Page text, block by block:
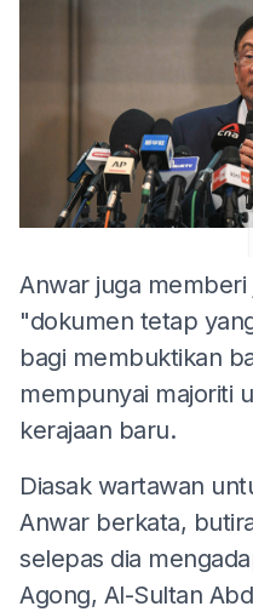
Anwar juga memberi
"dokumen tetap
bagi membuktikan
mempunyai majoriti
kerajaan baru.
Diasak wartawan
Anwar berkata,
selepas dia
Agong, Al-Sultan